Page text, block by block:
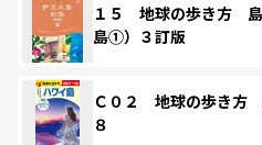
１５ 地球の歩き方
島①）３訂版
Ｃ０２ 地球の歩き方
８